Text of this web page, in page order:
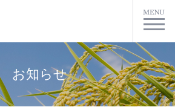
お知らせ